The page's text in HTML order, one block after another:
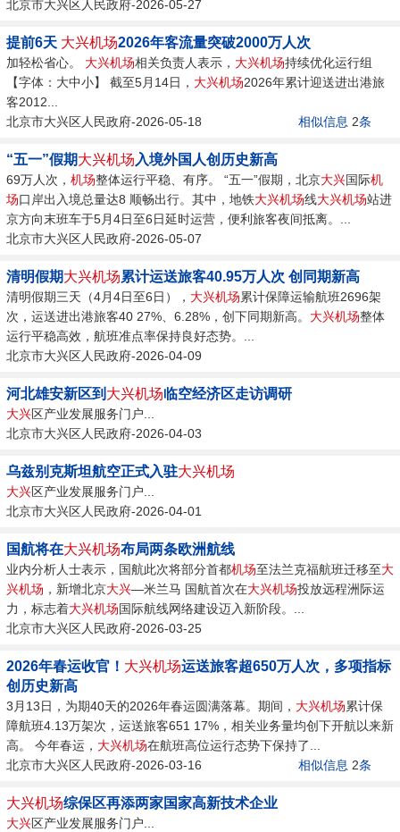
北京市大兴区人民政府-2026-05-27
提前6天 大兴机场2026年客流量突破2000万人次
加轻松省心。 大兴机场相关负责人表示， 大兴机场持续优化运行组
【字体：大中小】 截至5月14日， 大兴机场2026年累计迎送进出港旅
客2012...
北京市大兴区人民政府-2026-05-18
相似信息 2条
“五一”假期大兴机场 入境外国人创历史新高
69万人次， 机场整体运行平稳、有序。 “五一”假期，北京大兴国际机
场口岸出入境总量达8 顺畅出行。其中，地铁大兴机场线大兴机场站进
京方向末班车于5月4日至6日延时运营，便利旅客夜间抵离。...
北京市大兴区人民政府-2026-05-07
清明假期大兴机场累计运送旅客40.95万人次 创同期新高
清明假期三天（4月4日至6日）， 大兴机场累计保障运输航班2696架
次，运送进出港旅客40 27%、6.28%，创下同期新高。 大兴机场整体
运行平稳高效，航班准点率保持良好态势。...
北京市大兴区人民政府-2026-04-09
河北雄安新区到 大兴机场临空经济区走访调研
大兴区产业发展服务门户...
北京市大兴区人民政府-2026-04-03
乌兹别克斯坦航空正式入驻大兴机场
大兴区产业发展服务门户...
北京市大兴区人民政府-2026-04-01
国航将在大兴机场布局两条欧洲航线
业内分析人士表示，国航此次将部分首都机场至法兰克福航班迁移至大
兴机场 ，新增北京大兴—米兰马 国航首次在大兴机场投放远程洲际运
力，标志着大兴机场国际航线网络建设迈入新阶段。...
北京市大兴区人民政府-2026-03-25
2026年春运收官！ 大兴机场运送旅客超650万人次，多项指标
创历史新高
3月13日，为期40天的2026年春运圆满落幕。期间， 大兴机场累计保
障航班4.13万架次，运送旅客651 17%，相关业务量均创下开航以来新
高。 今年春运， 大兴机场在航班高位运行态势下保持了...
北京市大兴区人民政府-2026-03-16
相似信息 2条
大兴机场综保区再添两家国家高新技术企业
大兴区产业发展服务门户...